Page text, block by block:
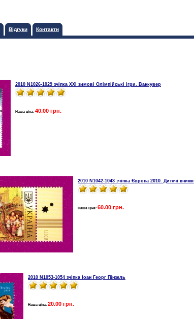
Відгуки Контакти
2010 N1026-1029 зчіпка XXІ зимові Олімпійські ігри. Ванкувер
Наша ціна: 40.00 грн.
2010 N1042-1043 зчіпка Європа 2010. Дитячі
Наша ціна: 60.00 грн.
2010 N1053-1054 зчіпка Іоан Георг Пінзель
Наша ціна: 20.00 грн.